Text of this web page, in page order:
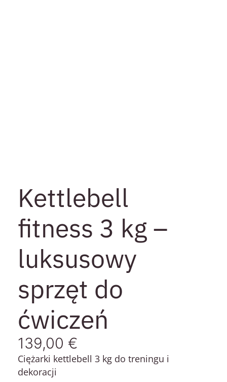
Kettlebell
fitness 3 kg –
luksusowy
sprzęt do
ćwiczeń
139,00 €
Ciężarki kettlebell 3 kg do treningu i
dekoracji